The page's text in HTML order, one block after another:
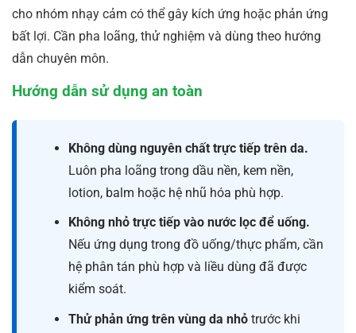
cho nhóm nhạy cảm có thể gây kích ứng hoặc phản ứng
bất lợi. Cần pha loãng, thử nghiệm và dùng theo hướng
dẫn chuyên môn.
Hướng dẫn sử dụng an toàn
Không dùng nguyên chất trực tiếp trên da.
Luôn pha loãng trong dầu nền, kem nền,
lotion, balm hoặc hệ nhũ hóa phù hợp.
Không nhỏ trực tiếp vào nước lọc để uống.
Nếu ứng dụng trong đồ uống/thực phẩm, cần
hệ phân tán phù hợp và liều dùng đã được
kiểm soát.
Thử phản ứng trên vùng da nhỏtrước khi